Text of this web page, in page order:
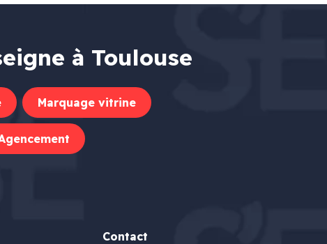
à Toulouse
Marquage vitrine
Contact